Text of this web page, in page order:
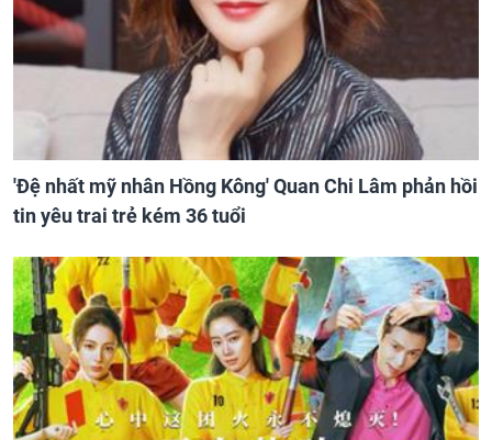
'Đệ nhất mỹ nhân Hồng Kông' Quan Chi Lâm phản hồi
tin yêu trai trẻ kém 36 tuổi